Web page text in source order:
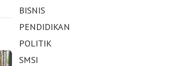
BISNIS
PENDIDIKAN
POLITIK
SMSI